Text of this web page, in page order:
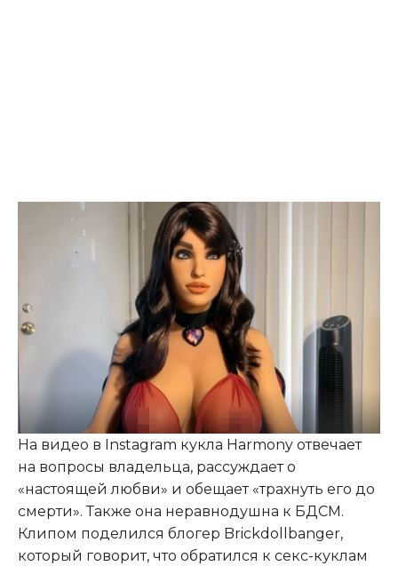
На видео в Instagram кукла Harmony отвечает
на вопросы владельца, рассуждает о
«настоящей любви» и обещает «трахнуть его до
смерти». Также она неравнодушна к БДСМ.
Клипом поделился блогер Brickdollbanger,
который говорит, что обратился к секс-куклам